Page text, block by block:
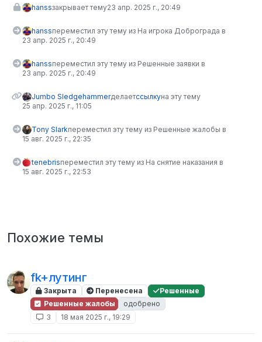
hanssзакрывает тему23 апр. 2025 г., 20:49
hanssпереместил эту тему из На игрока Доброграда в
23 апр. 2025 г., 20:49
hanssпереместил эту тему из Решенные заявки в
23 апр. 2025 г., 20:49
Jumbo Sledgehammerделаетссылкуна эту тему
25 апр. 2025 г., 11:05
Tony Slarkпереместил эту тему из Решенные жалобы в
15 авг. 2025 г., 22:35
tenebrisпереместил эту тему из На снятие наказания в
15 авг. 2025 г., 22:53
Похожие темы
fk+лутинг
Закрыта Перенесена
Решенные
Решенные жалобы
одобрено
3
18 мая 2025 г., 19:29